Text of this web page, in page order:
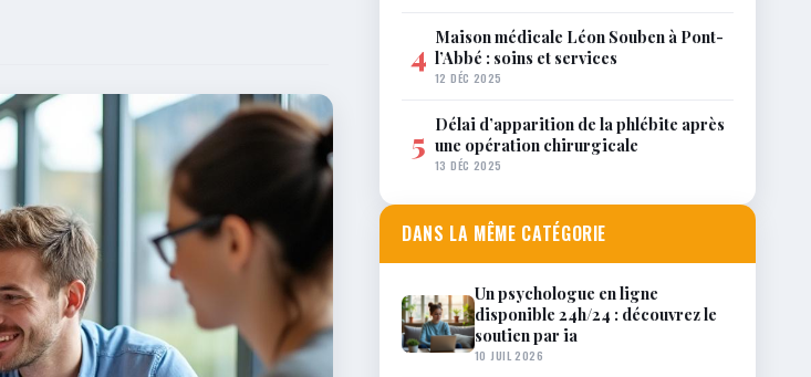
4 Maison médicale Léon Souben à Pont-
l’Abbé : soins et services
12 DÉC 2025
5 Délai d’apparition de la phlébite après
une opération chirurgicale
13 DÉC 2025
DANS LA MÊME CATÉGORIE
Un psychologue en ligne
disponible 24h/24 : découvrez le
soutien par ia
10 JUIL 2026